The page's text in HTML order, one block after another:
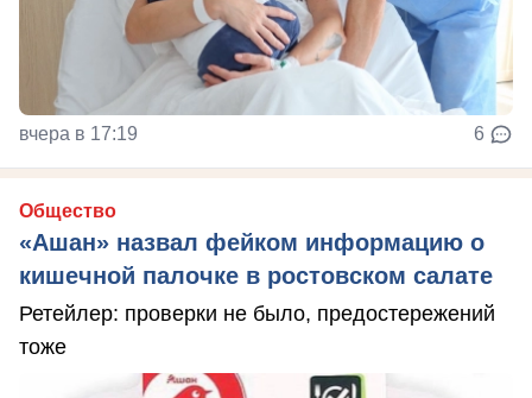
вчера в 17:19 6
Общество
«Ашан» назвал фейком информацию о
кишечной палочке в ростовском салате
Ретейлер: проверки не было, предостережений
тоже